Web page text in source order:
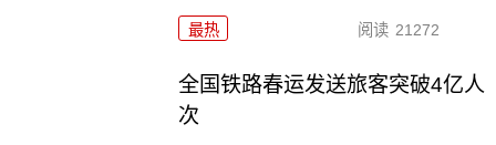
最热 阅读 21272
全国铁路春运发送旅客突破4亿人
次